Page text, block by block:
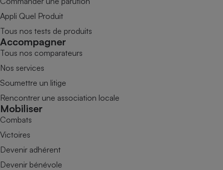
Appli Quel Produit
Tous nos tests de produits
Accompagner
Tous nos comparateurs
Nos services
Soumettre un litige
Rencontrer une association locale
Mobiliser
Combats
Victoires
Devenir adhérent
Devenir bénévole